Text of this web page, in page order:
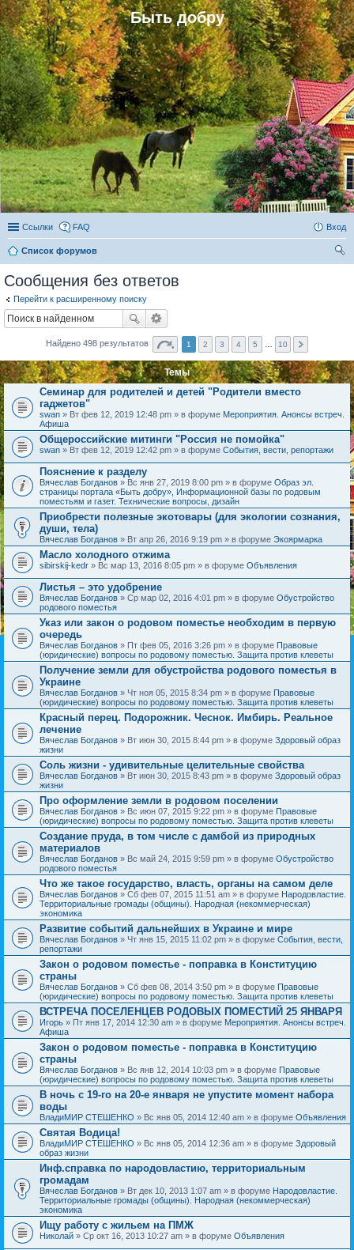
Быть добру
Ссылки FAQ Вход
Список форумов
Сообщения без ответов
Перейти к расширенному поиску
Найдено 498 результатов 1 2 3 4 5 10
Темы
Семинар для родителей и детей "Родители вместо
гаджетов"
swan » Вт фев 12, 2019 12:48 pm » в форуме Мероприятия. Анонсы встреч.
Афиша
Общероссийские митинги "Россия не помойка"
swan » Вт фев 12, 2019 12:42 pm » в форуме События, вести, репортажи
Пояснение к разделу
Вячеслав Богданов » Вс янв 27, 2019 8:00 pm » в форуме Образ эл.
страницы портала «Быть добру», Информационной базы по родовым
поместьям и газет. Технические вопросы, дизайн
Приобрести полезные экотовары (для экологии сознания,
души, тела)
Вячеслав Богданов » Вт апр 26, 2016 9:19 pm » в форуме Экоярмарка
Масло холодного отжима
sibirskij-kedr » Вс мар 13, 2016 8:05 pm » в форуме Объявления
Листья – это удобрение
Вячеслав Богданов » Ср мар 02, 2016 4:01 pm » в форуме Обустройство
родового поместья
Указ или закон о родовом поместье необходим в первую
очередь
Вячеслав Богданов » Пт фев 05, 2016 3:26 pm » в форуме Правовые
(юридические) вопросы по родовому поместью. Защита против клеветы
Получение земли для обустройства родового поместья в
Украине
Вячеслав Богданов » Чт ноя 05, 2015 8:34 pm » в форуме Правовые
(юридические) вопросы по родовому поместью. Защита против клеветы
Красный перец. Подорожник. Чеснок. Имбирь. Реальное
лечение
Вячеслав Богданов » Вт июн 30, 2015 8:44 pm » в форуме Здоровый образ
жизни
Соль жизни - удивительные целительные свойства
Вячеслав Богданов » Вт июн 30, 2015 8:43 pm » в форуме Здоровый образ
жизни
Про оформление земли в родовом поселении
Вячеслав Богданов » Вс июн 07, 2015 9:22 pm » в форуме Правовые
(юридические) вопросы по родовому поместью. Защита против клеветы
Создание пруда, в том числе с дамбой из природных
материалов
Вячеслав Богданов » Вс май 24, 2015 9:59 pm » в форуме Обустройство
родового поместья
Что же такое государство, власть, органы на самом деле
Вячеслав Богданов » Сб фев 07, 2015 11:51 am » в форуме Народовластие.
Территориальные громады (общины). Народная (некоммерческая)
экономика
Развитие событий дальнейших в Украине и мире
Вячеслав Богданов » Чт янв 15, 2015 11:02 pm » в форуме События, вести,
репортажи
Закон о родовом поместье - поправка в Конституцию
страны
Вячеслав Богданов » Сб фев 08, 2014 3:50 pm » в форуме Правовые
(юридические) вопросы по родовому поместью. Защита против клеветы
ВСТРЕЧА ПОСЕЛЕНЦЕВ РОДОВЫХ ПОМЕСТИЙ 25 ЯНВАРЯ
Игорь » Пт янв 17, 2014 12:30 am » в форуме Мероприятия. Анонсы встреч.
Афиша
Закон о родовом поместье - поправка в Конституцию
страны
Вячеслав Богданов » Вс янв 12, 2014 10:03 pm » в форуме Правовые
(юридические) вопросы по родовому поместью. Защита против клеветы
В ночь с 19-го на 20-е января не упустите момент набора
воды
ВладиМИР СТЕШЕНКО » Вс янв 05, 2014 12:40 am » в форуме Объявления
Святая Водица!
ВладиМИР СТЕШЕНКО » Вс янв 05, 2014 12:36 am » в форуме Здоровый
образ жизни
Инф.справка по народовластию, территориальным
громадам
Вячеслав Богданов » Вт дек 10, 2013 1:07 am » в форуме Народовластие.
Территориальные громады (общины). Народная (некоммерческая)
экономика
Ищу работу с жильем на ПМЖ
Николай » Ср окт 16, 2013 10:27 am » в форуме Объявления